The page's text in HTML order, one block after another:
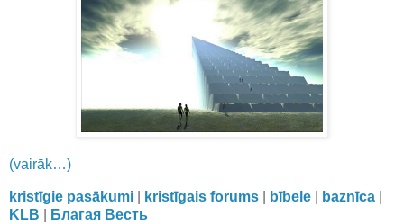
(vairāk…)
kristīgie pasākumi kristīgais forums bībele baznīca
KLB
Благая Весть